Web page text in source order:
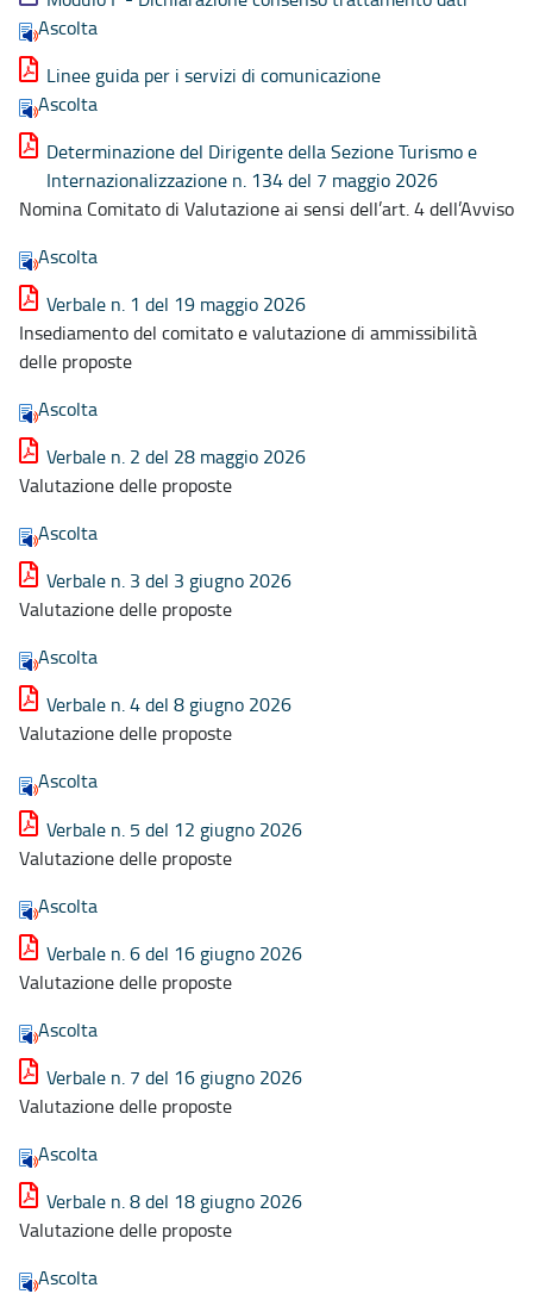
Ascolta
Linee guida per i servizi di comunicazione
Ascolta
Determinazione del Dirigente della Sezione Turismo e
Internazionalizzazione n. 134 del 7 maggio 2026
Nomina Comitato di Valutazione ai sensi dell’art. 4 dell’Avviso
Ascolta
Verbale n. 1 del 19 maggio 2026
Insediamento del comitato e valutazione di ammissibilità
delle proposte
Ascolta
Verbale n. 2 del 28 maggio 2026
Valutazione delle proposte
Ascolta
Verbale n. 3 del 3 giugno 2026
Valutazione delle proposte
Ascolta
Verbale n. 4 del 8 giugno 2026
Valutazione delle proposte
Ascolta
Verbale n. 5 del 12 giugno 2026
Valutazione delle proposte
Ascolta
Verbale n. 6 del 16 giugno 2026
Valutazione delle proposte
Ascolta
Verbale n. 7 del 16 giugno 2026
Valutazione delle proposte
Ascolta
Verbale n. 8 del 18 giugno 2026
Valutazione delle proposte
Ascolta